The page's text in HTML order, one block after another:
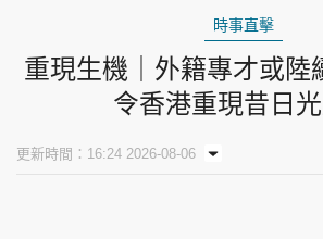
時事直擊
重現生機｜外籍專才或
令香港重現昔日光
更新時間：16:24 2026-08-06